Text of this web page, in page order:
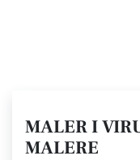
MALER I
MALERE